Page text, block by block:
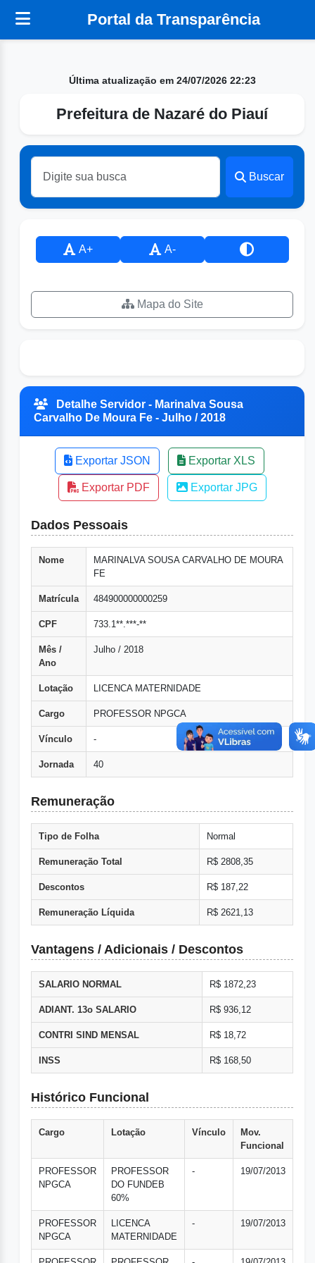
Portal da Transparência
Última atualização em 24/07/2026 22:23
Prefeitura de Nazaré do Piauí
Buscar
A+ A-
Mapa do Site
Detalhe Servidor - Marinalva Sousa
Carvalho De Moura Fe - Julho / 2018
Exportar JSON Exportar XLS
Exportar PDF Exportar JPG
Dados Pessoais
Nome
MARINALVA SOUSA CARVALHO DE MOURA
FE
Matrícula 484900000000259
CPF 733.1**.***-**
Mês /
Ano
Julho / 2018
Lotação LICENCA MATERNIDADE
Cargo PROFESSOR NPGCA
Vínculo -
Jornada 40
Remuneração
Tipo de Folha Normal
Remuneração Total R$ 2808,35
Descontos R$ 187,22
Remuneração Líquida R$ 2621,13
Vantagens / Adicionais / Descontos
SALARIO NORMAL R$ 1872,23
ADIANT. 13o SALARIO R$ 936,12
CONTRI SIND MENSAL R$ 18,72
INSS R$ 168,50
Histórico Funcional
Cargo Lotação Vínculo
Mov.
Funcional
PROFESSOR
NPGCA
PROFESSOR
DO FUNDEB
60%
- 19/07/2013
PROFESSOR
NPGCA
LICENCA
MATERNIDADE
- 19/07/2013